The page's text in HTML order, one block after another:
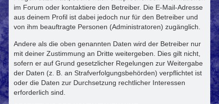
im Forum oder kontaktiere den Betreiber. Die E-Mail-Adresse
aus deinem Profil ist dabei jedoch nur für den Betreiber und
von ihm beauftragte Personen (Administratoren) zugänglich.
Andere als die oben genannten Daten wird der Betreiber nur
mit deiner Zustimmung an Dritte weitergeben. Dies gilt nicht,
sofern er auf Grund gesetzlicher Regelungen zur Weitergabe
der Daten (z. B. an Strafverfolgungsbehörden) verpflichtet ist
oder die Daten zur Durchsetzung rechtlicher Interessen
erforderlich sind.